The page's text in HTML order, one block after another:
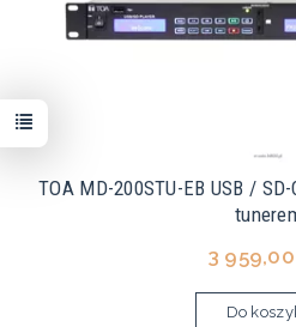
TOA MD-200STU-EB USB /
3 959,00
Do